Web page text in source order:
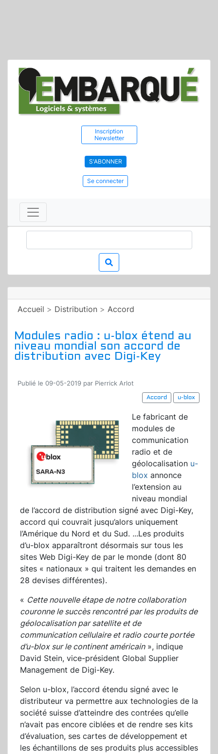
Inscription
Newsletter
S'ABONNER
Se connecter
Accueil > Distribution > Accord
Modules radio : u-blox étend au
niveau mondial son accord de
distribution avec Digi-Key
Publié le 09-05-2019 par Pierrick Arlot
Accord
u-blox
Le fabricant de
modules de
communication
radio et de
géolocalisation u-
blox annonce
l’extension au
niveau mondial
de l’accord de distribution signé avec Digi-Key,
accord qui couvrait jusqu’alors uniquement
l’Amérique du Nord et du Sud. ...Les produits
d’u-blox apparaîtront désormais sur tous les
sites Web Digi-Key de par le monde (dont 80
sites « nationaux » qui traitent les demandes en
28 devises différentes).
« Cette nouvelle étape de notre collaboration
couronne le succès rencontré par les produits de
géolocalisation par satellite et de
communication cellulaire et radio courte portée
d’u-blox sur le continent américain», indique
David Stein, vice-président Global Supplier
Management de Digi-Key.
Selon u-blox, l’accord étendu signé avec le
distributeur va permettre aux technologies de la
société suisse d’atteindre des contrées qu’elle
n’avait pas encore ciblées et de rendre ses kits
d’évaluation, ses cartes de développement et
les échantillons de ses produits plus accessibles